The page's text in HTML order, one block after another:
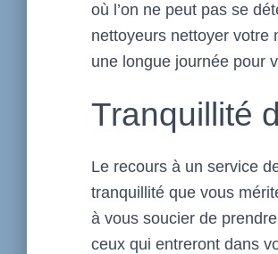
où l’on ne peut pas se
nettoyeurs nettoyer votre
une longue journée pour
Tranquillité
Le recours à un service
tranquillité que vous
à vous soucier de
ceux qui entreront dans